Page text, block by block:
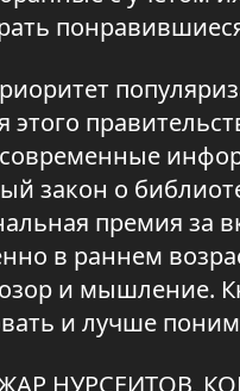
этого
закон о
премия за
в раннем
и мышление.
и лучше
НУРСЕИТОВ,